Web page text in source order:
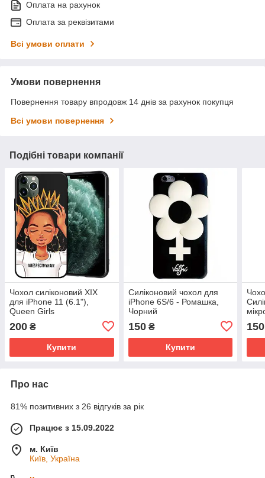
Оплата на рахунок
Оплата за реквізитами
Всі умови оплати
Умови повернення
Повернення товару впродовж 14 днів за рахунок покупця
Всі умови повернення
Подібні товари компанії
Чохол силіконовий XIX
для iPhone 11 (6.1"),
Queen Girls
200 ₴
Купити
Силіконовий чохол для
iPhone 6S/6 - Ромашка,
Чорний
150₴
Купити
150
Про нас
81% позитивних з 26 відгуків за рік
Працює з 15.09.2022
м. Київ
Київ, Україна